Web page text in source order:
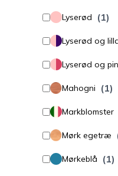
Lyserød (1)
Lyserød og
Lyserød og
Mahogni (1)
Markblomster
Mørk egetræ
Mørkeblå (1)